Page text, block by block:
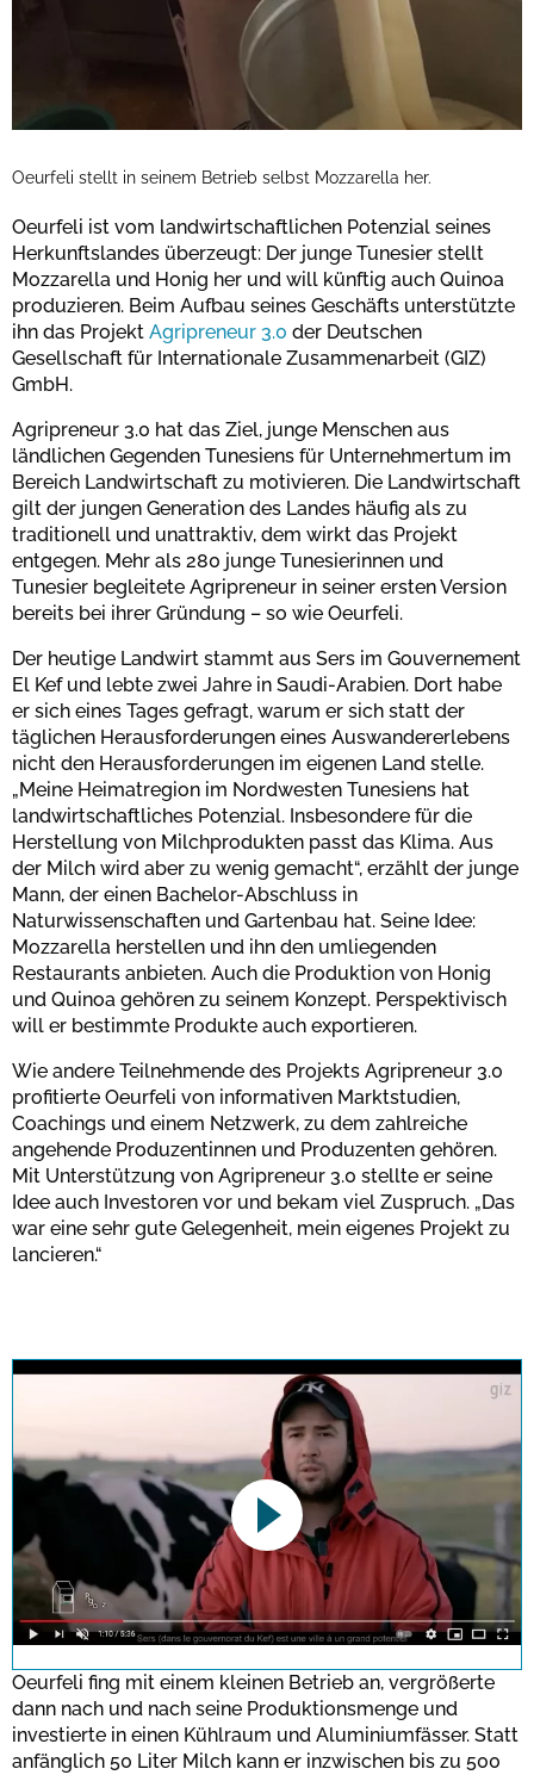
Oeurfeli stellt in seinem Betrieb selbst Mozzarella her.
Oeurfeli ist vom landwirtschaftlichen Potenzial seines
Herkunftslandes überzeugt: Der junge Tunesier stellt
Mozzarella und Honig her und will künftig auch Quinoa
produzieren. Beim Aufbau seines Geschäfts unterstützte
ihn das Projekt Agripreneur 3.0 der Deutschen
Gesellschaft für Internationale Zusammenarbeit (GIZ)
GmbH.
Agripreneur 3.0 hat das Ziel, junge Menschen aus
ländlichen Gegenden Tunesiens für Unternehmertum im
Bereich Landwirtschaft zu motivieren. Die Landwirtschaft
gilt der jungen Generation des Landes häufig als zu
traditionell und unattraktiv, dem wirkt das Projekt
entgegen. Mehr als 280 junge Tunesierinnen und
Tunesier begleitete Agripreneur in seiner ersten Version
bereits bei ihrer Gründung – so wie Oeurfeli.
Der heutige Landwirt stammt aus Sers im Gouvernement
El Kef und lebte zwei Jahre in Saudi-Arabien. Dort habe
er sich eines Tages gefragt, warum er sich statt der
täglichen Herausforderungen eines Auswandererlebens
nicht den Herausforderungen im eigenen Land stelle.
„Meine Heimatregion im Nordwesten Tunesiens hat
landwirtschaftliches Potenzial. Insbesondere für die
Herstellung von Milchprodukten passt das Klima. Aus
der Milch wird aber zu wenig gemacht“, erzählt der junge
Mann, der einen Bachelor-Abschluss in
Naturwissenschaften und Gartenbau hat. Seine Idee:
Mozzarella herstellen und ihn den umliegenden
Restaurants anbieten. Auch die Produktion von Honig
und Quinoa gehören zu seinem Konzept. Perspektivisch
will er bestimmte Produkte auch exportieren.
Wie andere Teilnehmende des Projekts Agripreneur 3.0
profitierte Oeurfeli von informativen Marktstudien,
Coachings und einem Netzwerk, zu dem zahlreiche
angehende Produzentinnen und Produzenten gehören.
Mit Unterstützung von Agripreneur 3.0 stellte er seine
Idee auch Investoren vor und bekam viel Zuspruch. „Das
war eine sehr gute Gelegenheit, mein eigenes Projekt zu
lancieren.“
This link opens a YouTube video. Please
note the data protection regulations valid
Bestätigen
Oeurfeli fing mit einem kleinen Betrieb an, vergrößerte
dann nach und nach seine Produktionsmenge und
investierte in einen Kühlraum und Aluminiumfässer. Statt
anfänglich 50 Liter Milch kann er inzwischen bis zu 500